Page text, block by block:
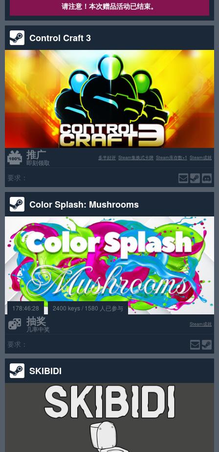
请注意！本次赠品活动已结束。
Control Craft 3
推广
即刻领取
Steam成就
Steam库存数+1
Steam集换式卡牌
多半好评
要求：
Color Splash: Mushrooms
178:46:28 2400 keys / 1580 人已参与
抽奖
几率中奖
Steam成就
要求：
SKIBIDI